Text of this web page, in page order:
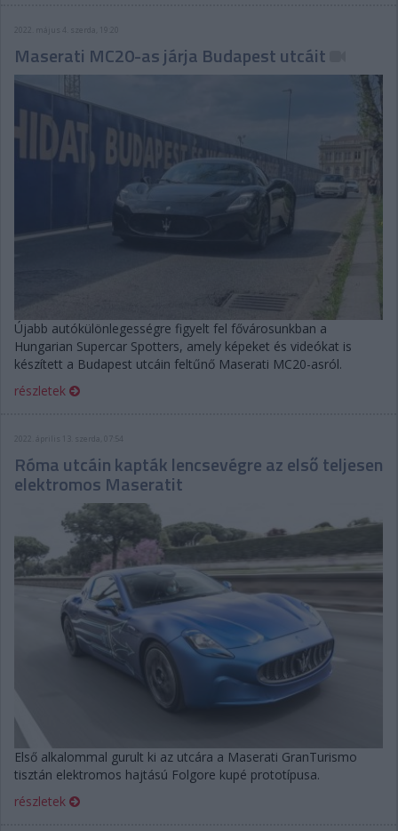
2022. május 4. szerda, 19:20
Maserati MC20-as járja Budapest utcáit
Újabb autókülönlegességre figyelt fel fővárosunkban a
Hungarian Supercar Spotters, amely képeket és videókat is
készített a Budapest utcáin feltűnő Maserati MC20-asról.
részletek
2022. április 13. szerda, 07:54
Róma utcáin kapták lencsevégre az első teljesen
elektromos Maseratit
Első alkalommal gurult ki az utcára a Maserati GranTurismo
tisztán elektromos hajtású Folgore kupé prototípusa.
részletek